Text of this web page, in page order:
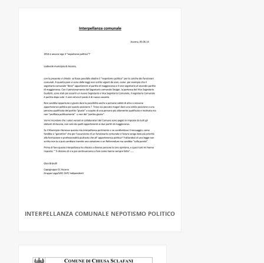
INTERPELLANZA COMUNALE NEPOTISMO POLITICO